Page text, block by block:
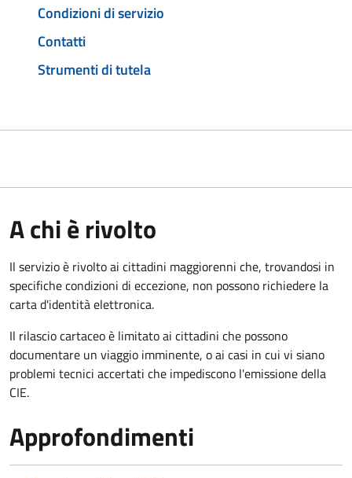
Condizioni di servizio
Contatti
Strumenti di tutela
A chi è rivolto
Il servizio è rivolto ai cittadini maggiorenni che, trovandosi in
specifiche condizioni di eccezione, non possono richiedere la
carta d'identità elettronica.
Il rilascio cartaceo è limitato ai cittadini che possono
documentare un viaggio imminente, o ai casi in cui vi siano
problemi tecnici accertati che impediscono l'emissione della
CIE.
Approfondimenti